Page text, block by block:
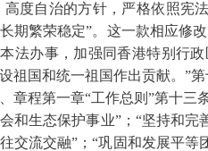
高度自治的方针，严格依照宪
期繁荣稳定”。这一款相应修
法办事，加强同香港特别行
祖国和统一祖国作出贡献。”
程第一章“工作总则”第十三条
和生态保护事业”；“坚持和
交流交融”；“巩固和发展平